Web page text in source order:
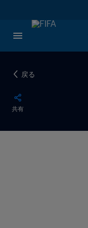
戻る
共有